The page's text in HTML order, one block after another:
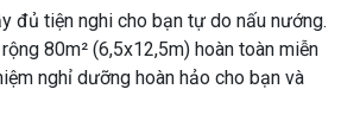
đủ tiện nghi cho bạn tự do nấu nướng.
80m² (6,5x12,5m) hoàn toàn miễn
nghỉ dưỡng hoàn hảo cho bạn và